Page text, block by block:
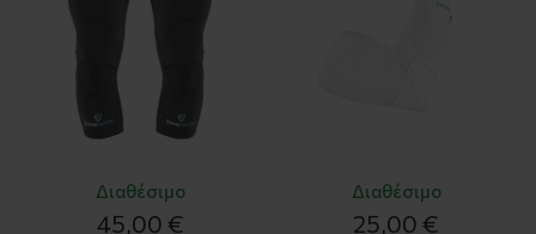
Διαθέσιμο
45,00 €
Διαθέσιμο
25,00 €